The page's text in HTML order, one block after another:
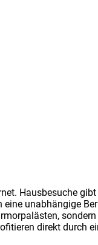
Hausbesuche
unabhängige
direkt durch